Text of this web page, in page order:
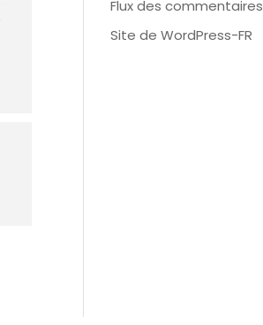
Flux des commentaires
Site de WordPress-FR